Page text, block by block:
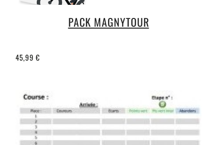
PACK MAGNYTOUR
45,99 €